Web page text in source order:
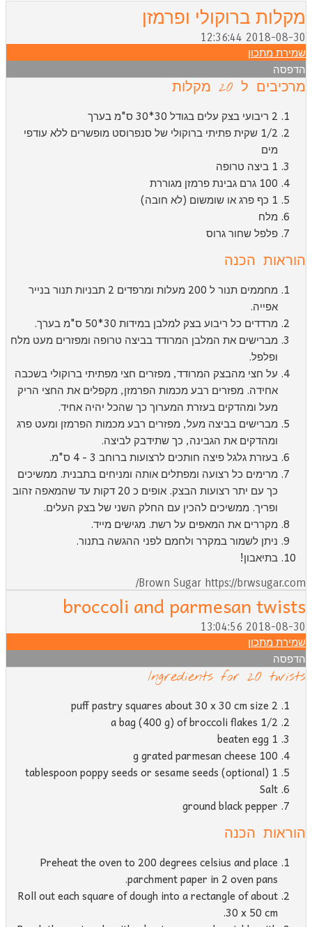
ברוקולי ופרמזן
2018-08-30
מתכון
ל 20 מקלות
2 ריבועי בצק עלים בגודל 30*30 ס"מ בערך
1/2 שקית פתיתי ברוקולי של סנפרוסט מופשרים ללא עודפי
מים
1 ביצה טרופה
100 גרם גבינת פרמזן מגוררת
1 כף פרג או שומשום (לא חובה)
מלח
פלפל שחור גרוס
הכנה
מחממים תנור ל 200 מעלות ומרפדים 2 תבניות תנור בנייר
אפייה.
מרדדים כל ריבוע בצק למלבן במידות 30*50 ס"מ בערך.
מברישים את המלבן המרודד בביצה טרופה ומפזרים מעט מלח
ופלפל.
על חצי מהבצק המרודד, מפזרים חצי מפתיתי ברוקולי בשכבה
אחידה. מפזרים רבע מכמות הפרמזן, מקפלים את החצי הריק
מעל ומהדקים בעזרת המערוך כך שהכל יהיה אחיד.
מברישים בביצה מעל, מפזרים רבע מכמות הפרמזן ומעט פרג
ומהדקים את הגבינה, כך שתידבק לביצה.
בעזרת גלגל פיצה חותכים לרצועות ברוחב 3 - 4 ס"מ.
מרימים כל רצועה ומפתלים אותה ומניחים בתבנית. ממשיכים
כך עם יתר רצועות הבצק. אופים כ 20 דקות עד שהמאפה זהוב
ופריך. ממשיכים להכין עם החלק השני של בצק העלים.
מקררים את המאפים על רשת. מגישים מייד.
ניתן לשמור במקרר ולחמם לפני ההגשה בתנור.
בתיאבון!
Brown Sugar https://
broccoli and parmesan
2018-08-30
מתכון
Ingredients for 20
2 puff pastry squares about 30 x 30 cm size
1/2 a bag (400 g) of broccoli flakes
1 beaten egg
100 g grated parmesan cheese
1 tablespoon poppy seeds or sesame seeds (optional)
Salt
ground black pepper
הכנה
Preheat the oven to 200 degrees celsius and place
parchment paper in 2 oven pans.
Roll out each square of dough into a rectangle of about
30 x 50 cm.